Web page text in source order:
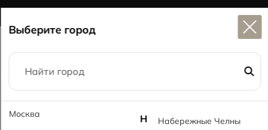
Главная Каталог
60x120
Калакатта классик MT Calacatta Classic MT
Выберите город
Москва Н Набережные Челны